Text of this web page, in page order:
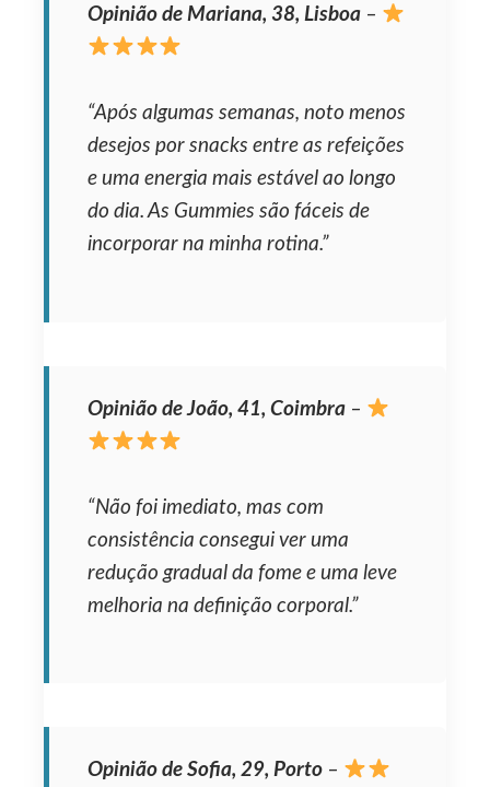
Opinião de Mariana, 38, Lisboa –
“Após algumas semanas, noto menos
desejos por snacks entre as refeições
e uma energia mais estável ao longo
do dia. As Gummies são fáceis de
incorporar na minha rotina.”
Opinião de João, 41, Coimbra –
“Não foi imediato, mas com
consistência consegui ver uma
redução gradual da fome e uma leve
melhoria na definição corporal.”
Opinião de Sofia, 29, Porto –